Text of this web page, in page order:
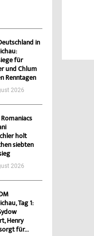
in
für
und Chlum
Renntagen
2026
holt
siebten
2026
Tag 1:
Henry
für...